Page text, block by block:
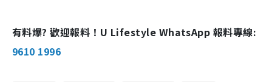
有料爆? 歡迎報料！U Lifestyle WhatsApp 報料專線:
9610 1996